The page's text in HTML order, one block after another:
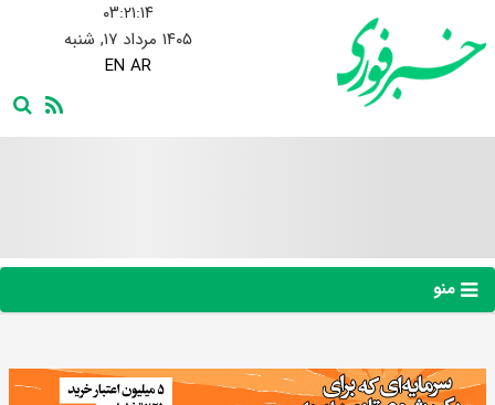
۰۳:۲۱:۱۵
۱۴۰۵ مرداد ۱۷, شنبه
EN AR
منو